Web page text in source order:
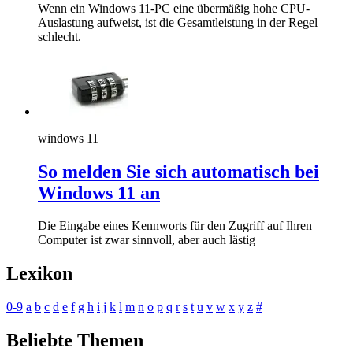
Wenn ein Windows 11-PC eine übermäßig hohe CPU-
Auslastung aufweist, ist die Gesamtleistung in der Regel
schlecht.
windows 11
So melden Sie sich automatisch bei
Windows 11 an
Die Eingabe eines Kennworts für den Zugriff auf Ihren
Computer ist zwar sinnvoll, aber auch lästig
Lexikon
0-9 a b c d e f g h i j k l m n o p q r s t u v w x y z #
Beliebte Themen